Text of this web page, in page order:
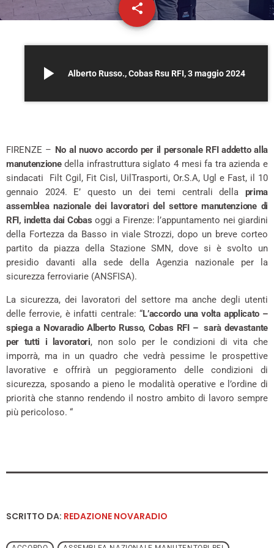
share
email
play_arrow Alberto Russo., Cobas Rsu RFI, 3 maggio 2024
FIRENZE – No al nuovo accordo per il personale RFI addetto alla
manutenzionedella infrastruttura siglato 4 mesi fa tra azienda e
sindacati Filt Cgil, Fit Cisl, UilTrasporti, Or.S.A, Ugl e Fast, il 10
gennaio 2024. E’ questo un dei temi centrali della prima
assemblea nazionale dei lavoratori del settore manutenzione di
RFI, indetta dai Cobas oggi a Firenze: l’appuntamento nei giardini
della Fortezza da Basso in viale Strozzi, dopo un breve corteo
partito da piazza della Stazione SMN, dove si è svolto un
presidio davanti alla sede della Agenzia nazionale per la
sicurezza ferroviarie (ANSFISA).
La sicurezza, dei lavoratori del settore ma anche degli utenti
delle ferrovie, è infatti centrale: “L’accordo una volta applicato –
spiega a Novaradio Alberto Russo, Cobas RFI – sarà devastante
per tutti i lavoratori, non solo per le condizioni di vita che
imporrà, ma in un quadro che vedrà pessime le prospettive
lavorative e offrirà un peggioramento delle condizioni di
sicurezza, sposando a pieno le modalità operative e l’ordine di
priorità che stanno rendendo il nostro ambito di lavoro sempre
più pericoloso. “
SCRITTO DA: REDAZIONE NOVARADIO